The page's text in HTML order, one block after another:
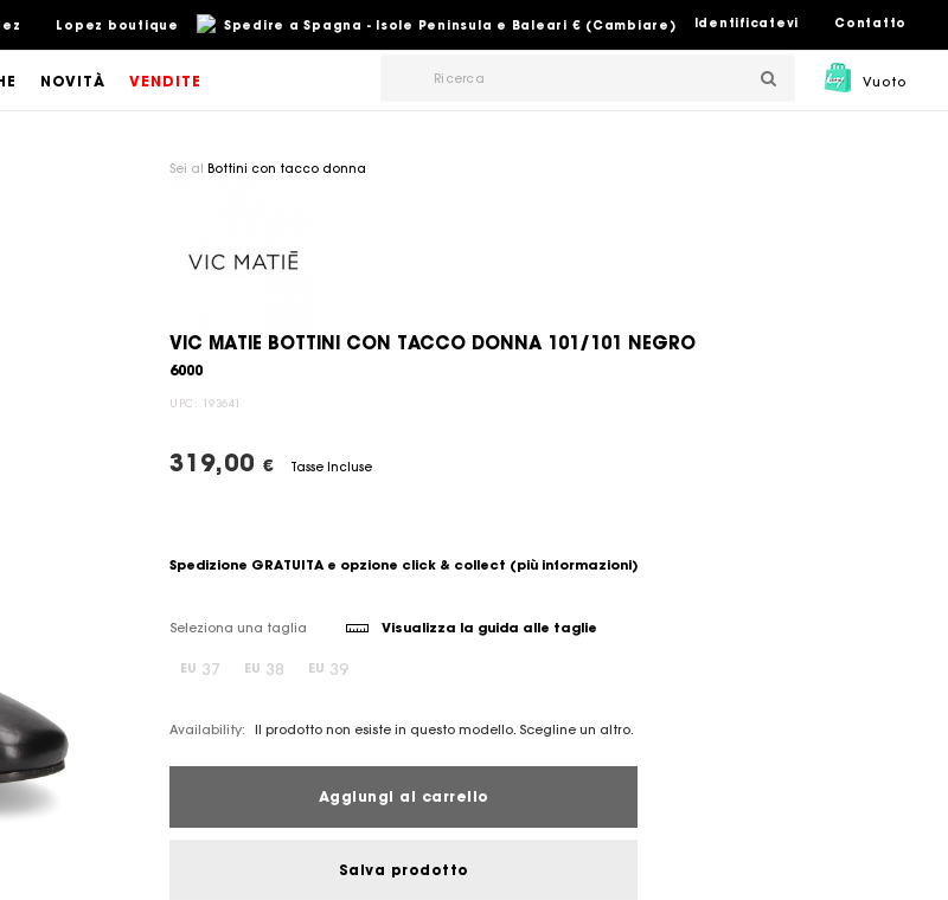
Contatto
Identificatevi
Spedire a Spagna - Isole Peninsula e Baleari € (Cambiare)
Lopez boutique
Vuoto
NOVITÀ VENDITE
Sei al Bottini con tacco donna
VIC MATIE BOTTINI CON TACCO DONNA 101/101 NEGRO
6000
UPC: 193641
319,00 € Tasse Incluse
Spedizione GRATUITA e opzione click & collect (più informazioni)
Seleziona una taglia Visualizza la guida alle taglie
EU 37 EU 38 EU 39
Availability: Il prodotto non esiste in questo modello. Scegline un altro.
Aggiungi al carrello
Salva prodotto